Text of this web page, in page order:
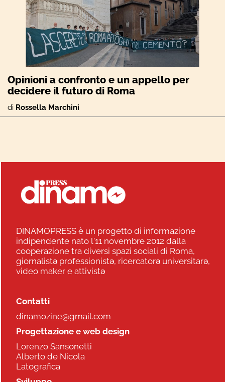
Opinioni a confronto e un appello per
decidere il futuro di Roma
di Rossella Marchini
DINAMOPRESS è un progetto di informazione
indipendente nato l'11 novembre 2012 dalla
cooperazione tra diversi spazi sociali di Roma,
giornalistə professionistə, ricercatorə universitarə,
video maker e attivistə
Contatti
dinamozine@gmail.com
Progettazione e web design
Lorenzo Sansonetti
Alberto de Nicola
Latografica